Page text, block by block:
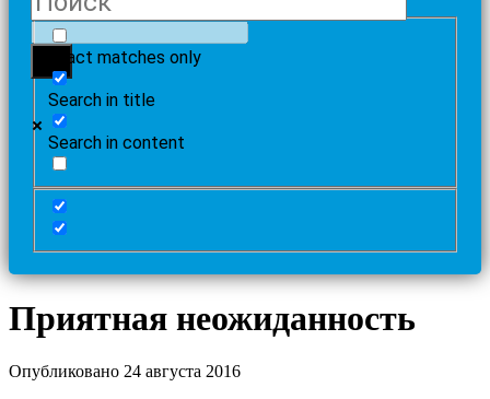
Exact matches only
Search in title
Search in content
Приятная неожиданность
Опубликовано 24 августа 2016